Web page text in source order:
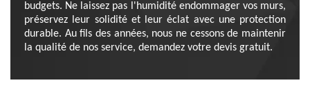
budgets. Ne laissez pas l'humidité endommager vos murs,
préservez leur solidité et leur éclat avec une protection
durable. Au fils des années, nous ne cessons de maintenir
la qualité de nos service, demandez votre devis gratuit.